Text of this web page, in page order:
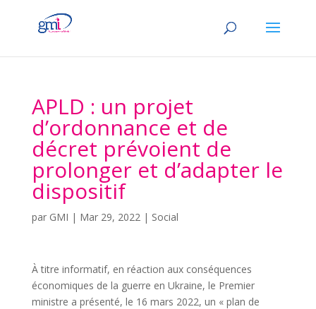
APLD : un projet
d’ordonnance et de
décret prévoient de
prolonger et d’adapter le
dispositif
par GMI | Mar 29, 2022| Social
À titre informatif, en réaction aux conséquences
économiques de la guerre en Ukraine, le Premier
ministre a présenté, le 16 mars 2022, un « plan de